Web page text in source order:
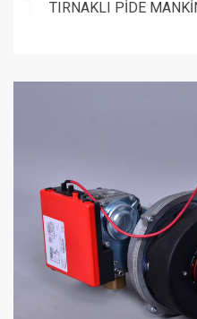
TIRNAKLI PİDE